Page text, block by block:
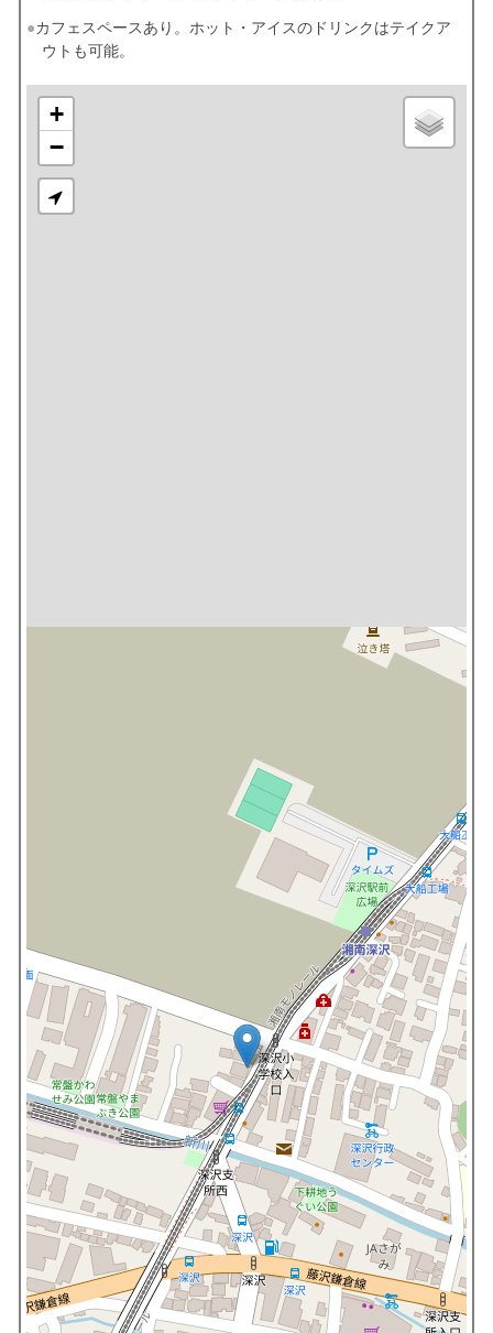
カフェスペースあり。ホット・アイスのドリンクはテイクア
ウトも可能。
+
−